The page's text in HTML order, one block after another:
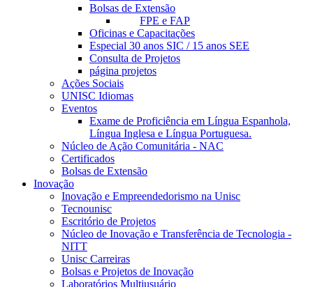
Bolsas de Extensão
FPE e FAP
Oficinas e Capacitações
Especial 30 anos SIC / 15 anos SEE
Consulta de Projetos
página projetos
Ações Sociais
UNISC Idiomas
Eventos
Exame de Proficiência em Língua Espanhola,
Língua Inglesa e Língua Portuguesa.
Núcleo de Ação Comunitária - NAC
Certificados
Bolsas de Extensão
Inovação
Inovação e Empreendedorismo na Unisc
Tecnounisc
Escritório de Projetos
Núcleo de Inovação e Transferência de Tecnologia -
NITT
Unisc Carreiras
Bolsas e Projetos de Inovação
Laboratórios Multiusuário